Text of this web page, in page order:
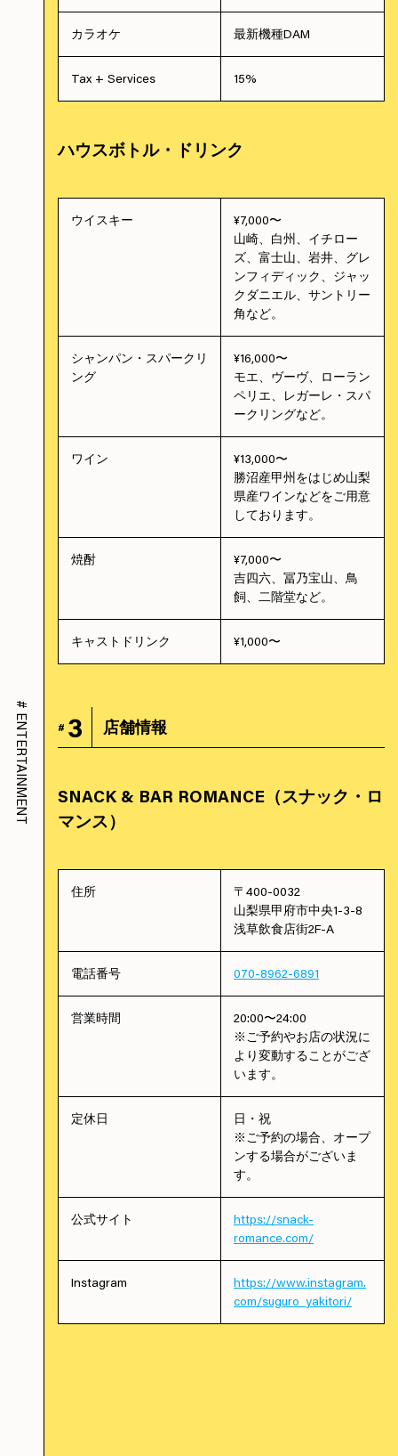
#
ENTERTAINMENT
カラオケ 最新機種DAM
Tax + Services 15%
ハウスボトル・ドリンク
ウイスキー
¥7,000〜
山崎、白州、イチロー
ズ、富士山、岩井、グレ
ンフィディック、ジャッ
クダニエル、サントリー
角など。
シャンパン・スパークリ
ング
¥16,000〜
モエ、ヴーヴ、ローラン
ペリエ、レガーレ・スパ
ークリングなど。
ワイン
¥13,000〜
勝沼産甲州をはじめ山梨
県産ワインなどをご用意
しております。
焼酎
¥7,000〜
吉四六、冨乃宝山、鳥
飼、二階堂など。
キャストドリンク ¥1,000〜
# 3 店舗情報
SNACK & BAR ROMANCE（スナック・ロ
マンス）
住所
〒400-0032
山梨県甲府市中央1-3-8
浅草飲食店街2F-A
電話番号 070-8962-6891
営業時間
20:00〜24:00
※ご予約やお店の状況に
より変動することがござ
います。
定休日
日・祝
※ご予約の場合、オープ
ンする場合がございま
す。
公式サイト
https://snack-
romance.com/
Instagram
https://www.instagram.
com/suguro_yakitori/